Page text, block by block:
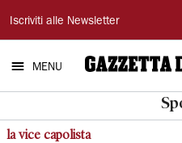
Gazzetta
di
Modena
Iscriviti alle Newsletter
MENU
la vice capolista